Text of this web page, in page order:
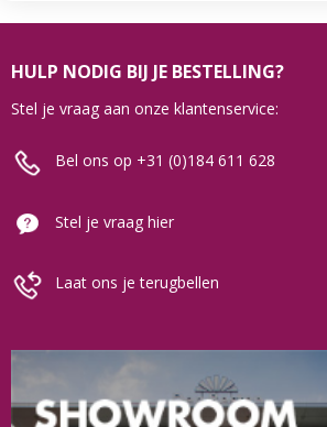
HULP NODIG BIJ JE BESTELLING?
Stel je vraag aan onze klantenservice:
Bel ons op +31 (0)184 611 628
Stel je vraag hier
Laat ons je terugbellen